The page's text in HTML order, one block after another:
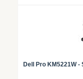
Dell Pro KM5221W